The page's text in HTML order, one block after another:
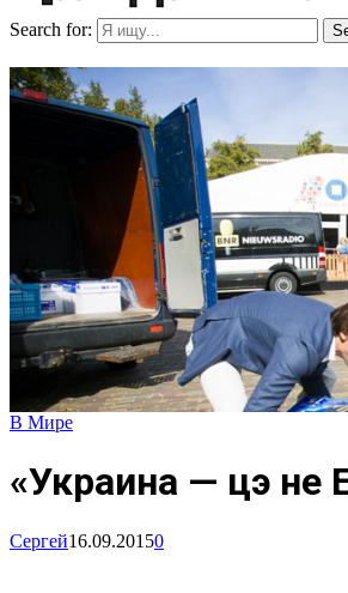
Search for:
В Мире
«Украина — цэ не
Сергей16.09.20150